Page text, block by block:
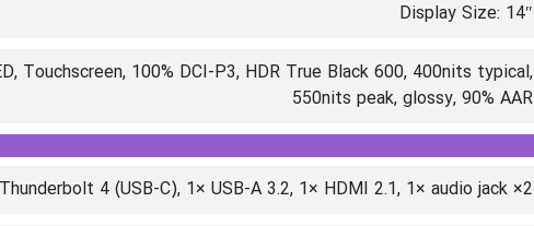
Display Size: 14″
Touchscreen, 100% DCI-P3, HDR True Black 600, 400nits typical,
550nits peak, glossy, 90% AAR
2× Thunderbolt 4 (USB-C), 1× USB-A 3.2, 1× HDMI 2.1, 1× audio jack